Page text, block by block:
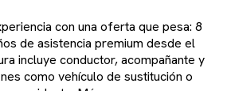
con una oferta que pesa: 8
de asistencia premium desde el
incluye conductor, acompañante y
como vehículo de sustitución o